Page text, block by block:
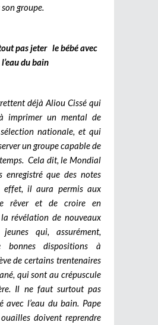
groupe.
pas jeter le bébé avec
l’eau du bain
déjà Aliou Cissé qui
imprimer un mental de
nationale, et qui
un groupe capable de
Cela dit, le Mondial
enregistré que des notes
effet, il aura permis aux
rêver et de croire en
la révélation de nouveaux
qui, assurément,
bonnes dispositions à
de certains trentenaires
qui sont au crépuscule
Il ne faut surtout pas
l’eau du bain. Pape
doivent reprendre